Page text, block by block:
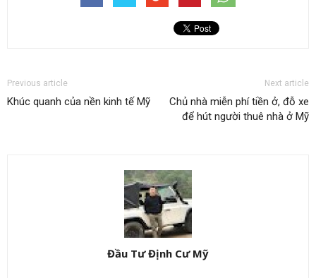
Previous article
Khúc quanh của nền kinh tế Mỹ
Next article
Chủ nhà miễn phí tiền ở, đỗ xe
để hút người thuê nhà ở Mỹ
Đầu Tư Định Cư Mỹ